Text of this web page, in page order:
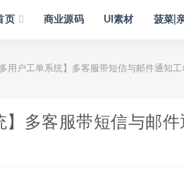
页 商业源码 UI素材 菠菜|
用户工单系统】多客服带短信与邮件通知
】多客服带短信与邮